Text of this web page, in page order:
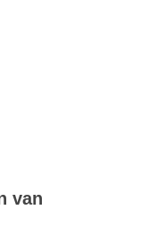
van